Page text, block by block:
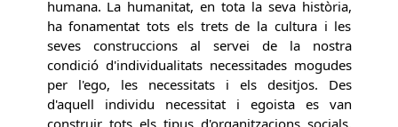
humana. La humanitat, en tota la seva història,
ha fonamentat tots els trets de la cultura i les
seves construccions al servei de la nostra
condició d'individualitats necessitades mogudes
per l'ego, les necessitats i els desitjos. Des
d'aquell individu necessitat i egoista es van
construir tots els tipus d'organitzacions socials,